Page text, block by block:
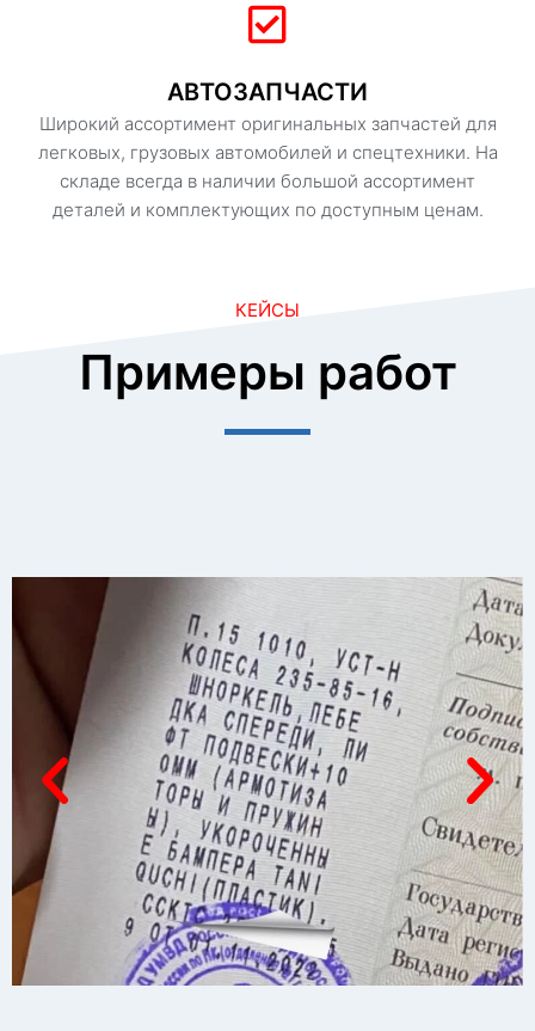
АВТОЗАПЧАСТИ
Широкий ассортимент оригинальных запчастей для
легковых, грузовых автомобилей и спецтехники. На
складе всегда в наличии большой ассортимент
деталей и комплектующих по доступным ценам.
КЕЙСЫ
Примеры работ